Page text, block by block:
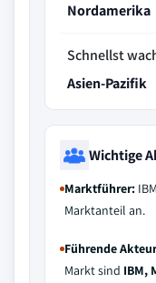
Nordamerika
Schnellst
Asien-Pazifik
Wichtige
Marktführer:
Marktanteil an.
Führende
Markt sind IBM,